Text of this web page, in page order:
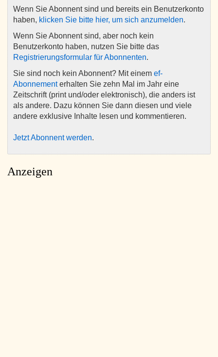
Wenn Sie Abonnent sind und bereits ein Benutzerkonto
haben, klicken Sie bitte hier, um sich anzumelden.
Wenn Sie Abonnent sind, aber noch kein
Benutzerkonto haben, nutzen Sie bitte das
Registrierungsformular für Abonnenten.
Sie sind noch kein Abonnent? Mit einem ef-
Abonnementerhalten Sie zehn Mal im Jahr eine
Zeitschrift (print und/oder elektronisch), die anders ist
als andere. Dazu können Sie dann diesen und viele
andere exklusive Inhalte lesen und kommentieren.
Jetzt Abonnent werden.
Anzeigen